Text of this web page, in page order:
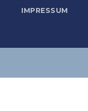
IMPRESSUM